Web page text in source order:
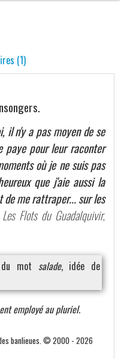
(1)
il n'y a pas moyen de se
paye pour leur raconter
où je ne suis pas
que j'aie aussi la
me rattraper... sur les
Les Flots du Guadalquivir,
du mot salade, idée de
employé au pluriel.
des banlieues. © 2000 - 2026